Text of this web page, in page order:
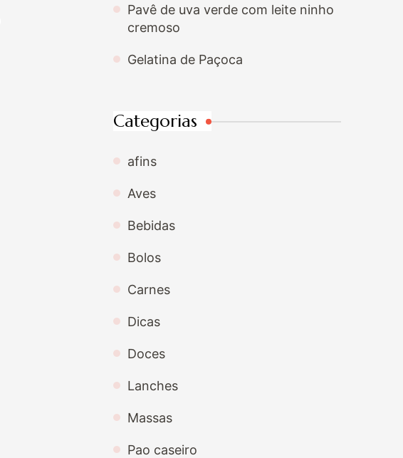
Pavê de uva verde com leite ninho
cremoso
Gelatina de Paçoca
Categorias
afins
Aves
Bebidas
Bolos
Carnes
Dicas
Doces
Lanches
Massas
Pao caseiro